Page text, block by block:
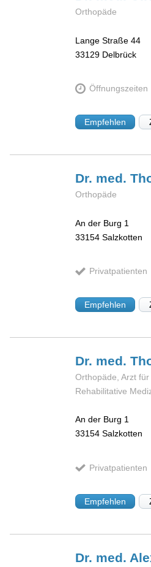
Orthopäde
Lange Straße 44
33129 Delbrück
Öffnungszeiten
Empfehlen
Dr. med.
Orthopäde
An der Burg 1
33154 Salzkotten
Privatpatienten
Empfehlen
Dr. med.
Orthopäde, Arzt
Rehabilitative
An der Burg 1
33154 Salzkotten
Privatpatienten
Empfehlen
Dr. med.